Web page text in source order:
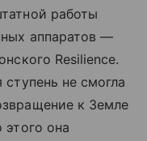
работы
аппаратов —
Resilience.
не смогла
к Земле
этого она